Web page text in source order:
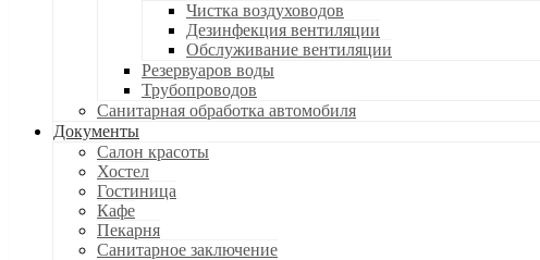
Чистка воздуховодов
Дезинфекция вентиляции
Обслуживание вентиляции
Резервуаров воды
Трубопроводов
Санитарная обработка автомобиля
Документы
Салон красоты
Хостел
Гостиница
Кафе
Пекарня
Санитарное заключение